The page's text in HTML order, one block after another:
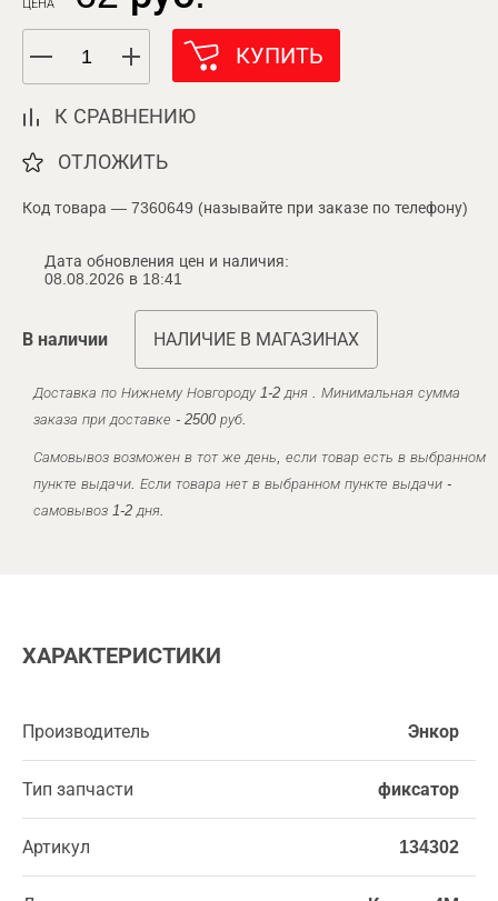
ЦЕНА
КУПИТЬ
К СРАВНЕНИЮ
ОТЛОЖИТЬ
Код товара — 7360649 (называйте при заказе по телефону)
Дата обновления цен и наличия:
08.08.2026 в 18:41
В наличии НАЛИЧИЕ В МАГАЗИНАХ
Доставка по Нижнему Новгороду 1-2 дня . Минимальная сумма
заказа при доставке - 2500 руб.
Самовывоз возможен в тот же день, если товар есть в выбранном
пункте выдачи. Если товара нет в выбранном пункте выдачи -
самовывоз 1-2 дня.
ХАРАКТЕРИСТИКИ
Производитель Энкор
Тип запчасти фиксатор
Артикул 134302